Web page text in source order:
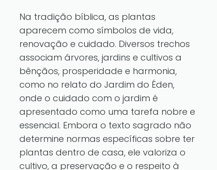
Na tradição bíblica, as plantas
aparecem como símbolos de vida,
renovação e cuidado. Diversos trechos
associam árvores, jardins e cultivos a
bênçãos, prosperidade e harmonia,
como no relato do Jardim do Éden,
onde o cuidado com o jardim é
apresentado como uma tarefa nobre e
essencial. Embora o texto sagrado não
determine normas específicas sobre ter
plantas dentro de casa, ele valoriza o
cultivo, a preservação e o respeito à